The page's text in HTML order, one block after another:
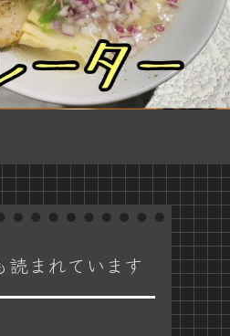
読まれています